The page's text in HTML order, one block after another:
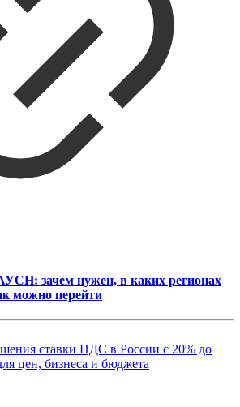
зачем нужен, в каких регионах
можно перейти